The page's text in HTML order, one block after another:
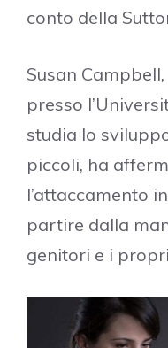
conto della
Susan
presso
studia lo
piccoli, ha
l’attaccamento
partire dalla
genitori e i